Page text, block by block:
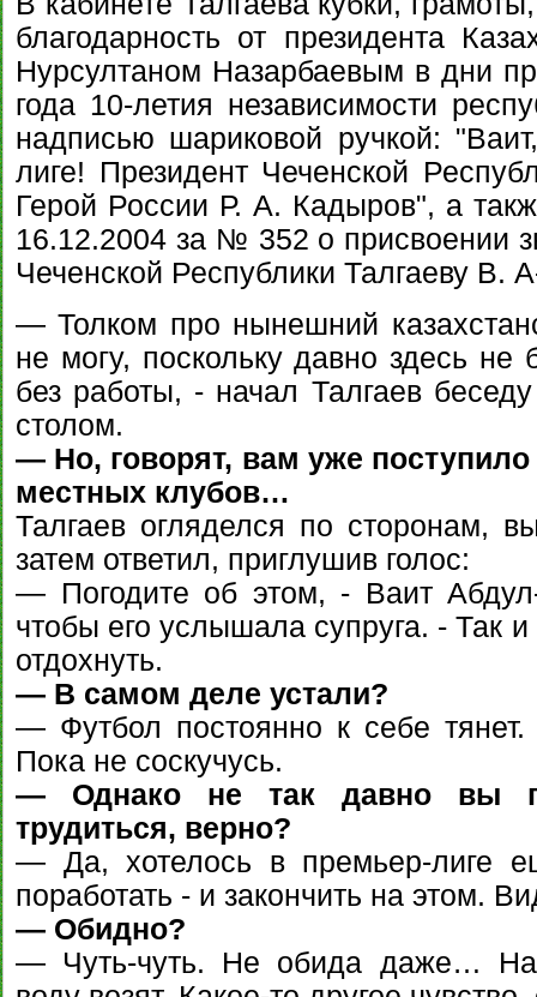
благодарность от президента
Нурсултаном Назарбаевым в дни
года 10-летия независимости
надписью шариковой ручкой:
лиге! Президент Чеченской
Герой России Р. А. Кадыров", а
16.12.2004 за № 352 о присвоении
Чеченской Республики Талгаеву В.
— Толком про нынешний
не могу, поскольку давно здесь
без работы, - начал Талгаев
столом.
— Но, говорят, вам уже
местных клубов…
Талгаев огляделся по сторонам,
затем ответил, приглушив голос:
— Погодите об этом, - Ваит
чтобы его услышала супруга. - Так и
отдохнуть.
— В самом деле устали?
— Футбол постоянно к себе тянет.
Пока не соскучусь.
— Однако не так давно вы
трудиться, верно?
— Да, хотелось в премьер-лиге
поработать - и закончить на этом.
— Обидно?
— Чуть-чуть. Не обида даже… На